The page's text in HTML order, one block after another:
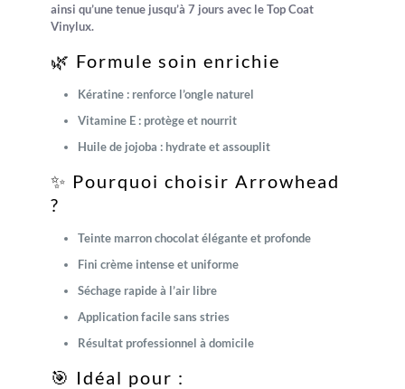
ainsi qu’unetenue jusqu’à 7 joursavec le Top Coat
Vinylux.
🌿 Formule soin enrichie
Kératine : renforce l’ongle naturel
Vitamine E : protège et nourrit
Huile de jojoba : hydrate et assouplit
✨ Pourquoi choisir Arrowhead
?
Teinte marron chocolat élégante et profonde
Fini crème intense et uniforme
Séchage rapide à l’air libre
Application facile sans stries
Résultat professionnel à domicile
🎯 Idéal pour :